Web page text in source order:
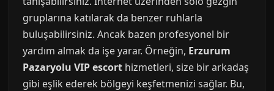
gruplarına katılarak da benzer ruhlarla
buluşabilirsiniz. Ancak bazen profesyonel bir
yardım almak da işe yarar. Örneğin, Erzurum
Pazaryolu VIP escort hizmetleri, size bir arkadaş
gibi eşlik ederek bölgeyi keşfetmenizi sağlar. Bu,